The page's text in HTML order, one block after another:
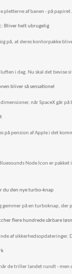
pletterne af banen - på
Bliver helt ubrugelig
på, at deres kontorpakke
luften i dag. Nu skal det
bliver så sensationel
når SpaceX går på
på pension af Apple i det
Node Icon er
du den nye turbo-knap
gemmer på en turboknap,
flere hundrede sårbare
af sikkerhedsopdateringer.
de triller landet rundt - men